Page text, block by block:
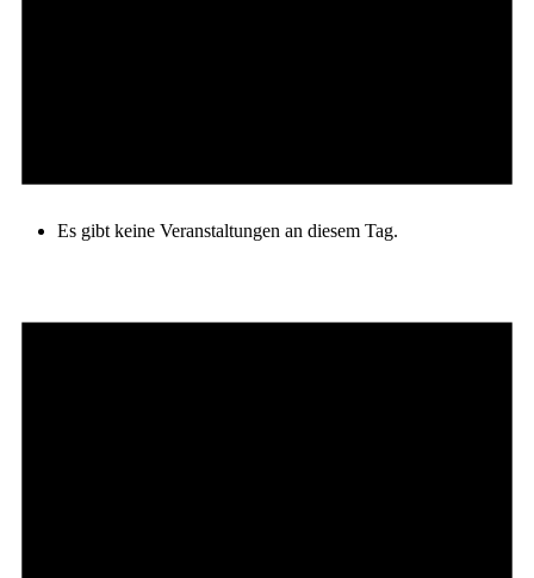
Es gibt keine Veranstaltungen an diesem Tag.